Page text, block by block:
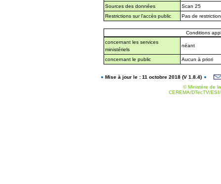
Sources des données
Scan 25
Restrictions sur l'accès public
Pas de
Conditions
concernant les services
ministériels
néant
concernant le public Aucun à priori
Mise à jour le : 11 octobre 2018 (V 1.8.4)
© Ministère de
CEREMA/DTecTV/